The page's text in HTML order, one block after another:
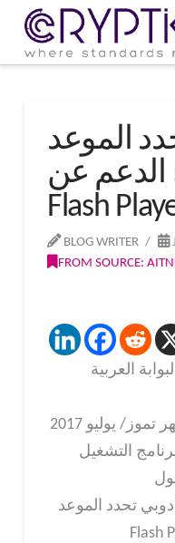
الموعد
الدعم عن
Flash
BLOG WRITER
FROM SOURCE:
العربية
أعلنت شركة أدوبي أواخر شهر تموز/ يوليو 2017
التشغيل
أدوبي تحدد الموعد